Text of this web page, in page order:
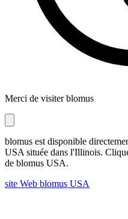
Merci de visiter blomus
blomus est disponible
USA située dans l'Illinois.
de blomus USA.
site Web blomus USA